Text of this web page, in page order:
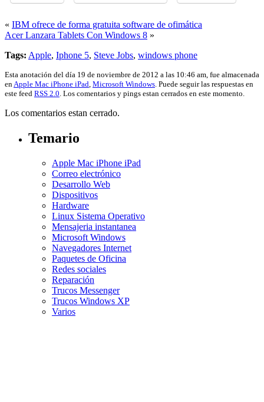
« IBM ofrece de forma gratuita software de ofimática
Acer Lanzara Tablets Con Windows 8 »
Tags: Apple, Iphone 5, Steve Jobs, windows phone
Esta anotación del día 19 de noviembre de 2012 a las 10:46 am, fue almacenada
en Apple Mac iPhone iPad Microsoft Windows . Puede seguir las respuestas en
este feed RSS 2.0 . Los comentarios y pings estan cerrados en este momento.
Los comentarios estan cerrado.
Temario
Apple Mac iPhone iPad
Correo electrónico
Desarrollo Web
Dispositivos
Hardware
Linux Sistema Operativo
Mensajeria instantanea
Microsoft Windows
Navegadores Internet
Paquetes de Oficina
Redes sociales
Reparación
Trucos Messenger
Trucos Windows XP
Varios